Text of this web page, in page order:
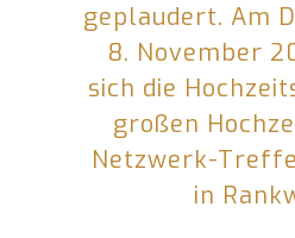
geplaudert. Am
8. November
sich die
großen
Netzwerk-
in